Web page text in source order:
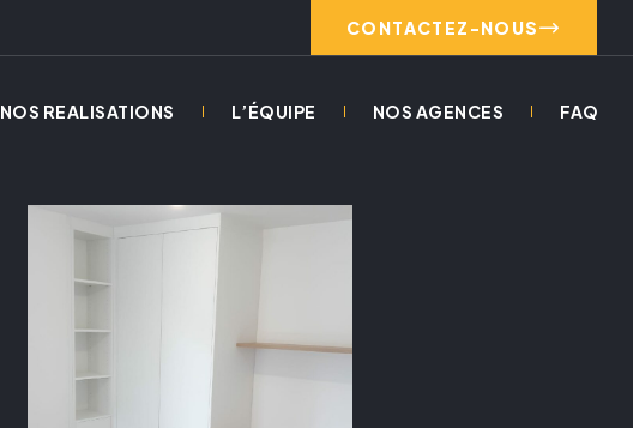
CONTACTEZ-NOUS
NOS REALISATIONS L’ÉQUIPE NOS AGENCES FAQ